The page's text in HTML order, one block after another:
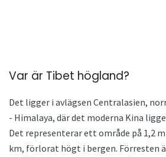
Var är Tibet högland?
Det ligger i avlägsen Centralasien,
- Himalaya, där det moderna Kina
Det representerar ett område på 1,2
km, förlorat högt i bergen. Förresten